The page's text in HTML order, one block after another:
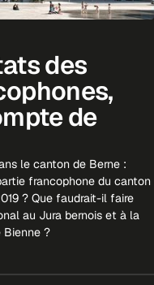
des
de
le canton de Berne :
francophone du canton
? Que faudrait-il faire
au Jura bernois et à la
Bienne ?